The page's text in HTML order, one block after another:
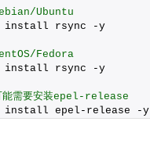
Ubuntu
install rsync -y
Fedora
install rsync -y
需要安装epel-release
install epel-release -y